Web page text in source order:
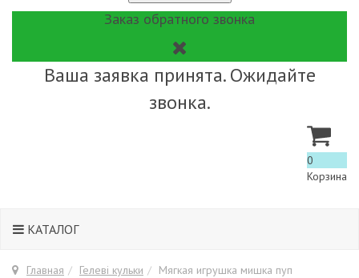
Заказ обратного звонка
Ваша заявка принята. Ожидайте
звонка.
0
Корзина
КАТАЛОГ
Главная Гелеві кульки Мягкая игрушка мишка пуп